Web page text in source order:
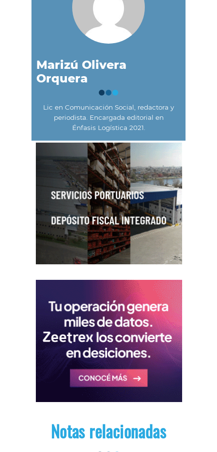
Marizú Olivera
Orquera
Lic en Comunicación Social, redactora y
periodista. Encargada editorial en
Énfasis Logística 2021.
Notas relacionadas